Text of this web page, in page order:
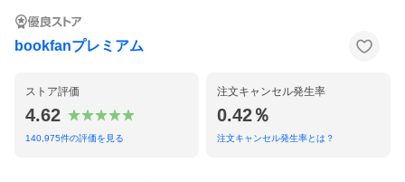
bookfanプレミアム
ストア評価
4.62
140,975件の評価を見る
注文キャンセル発生率
0.42％
注文キャンセル発生率とは？